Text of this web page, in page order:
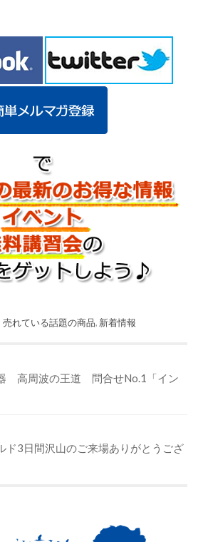
売れている話題の商品, 新着情報
高周波の王道 問合せNo.1「イン
ド3日間沢山のご来場ありがとうござ